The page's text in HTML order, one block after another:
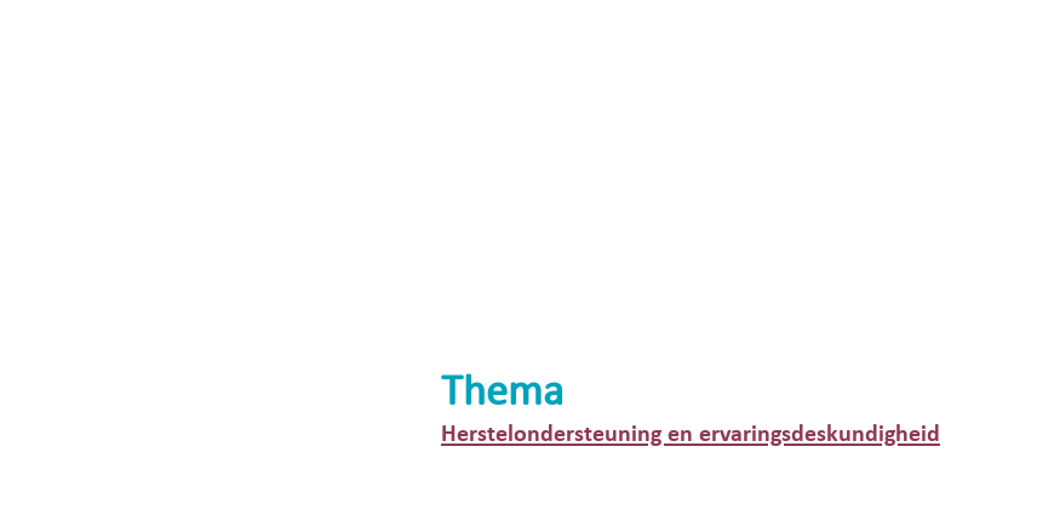
Thema
Herstelondersteuning en ervaringsdeskundigheid